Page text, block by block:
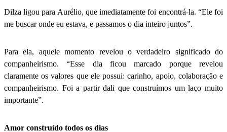
Dilza ligou para Aurélio, que imediatamente foi encontrá-la. “Ele foi
me buscar onde eu estava, e passamos o dia inteiro juntos”.
Para ela, aquele momento revelou o verdadeiro significado do
companheirismo. “Esse dia ficou marcado porque revelou
claramente os valores que ele possui: carinho, apoio, colaboração e
companheirismo. Foi a partir dali que construímos um laço muito
importante”.
Amor construído todos os dias